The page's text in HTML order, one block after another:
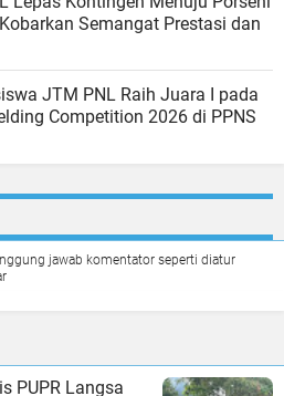
Semangat Prestasi dan
JTM PNL Raih Juara I pada
Competition 2026 di PPNS
jawab komentator seperti diatur
PUPR Langsa